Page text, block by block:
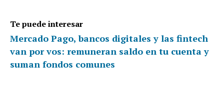
Te puede interesar
Mercado Pago, bancos digitales y las fintech
van por vos: remuneran saldo en tu cuenta y
suman fondos comunes